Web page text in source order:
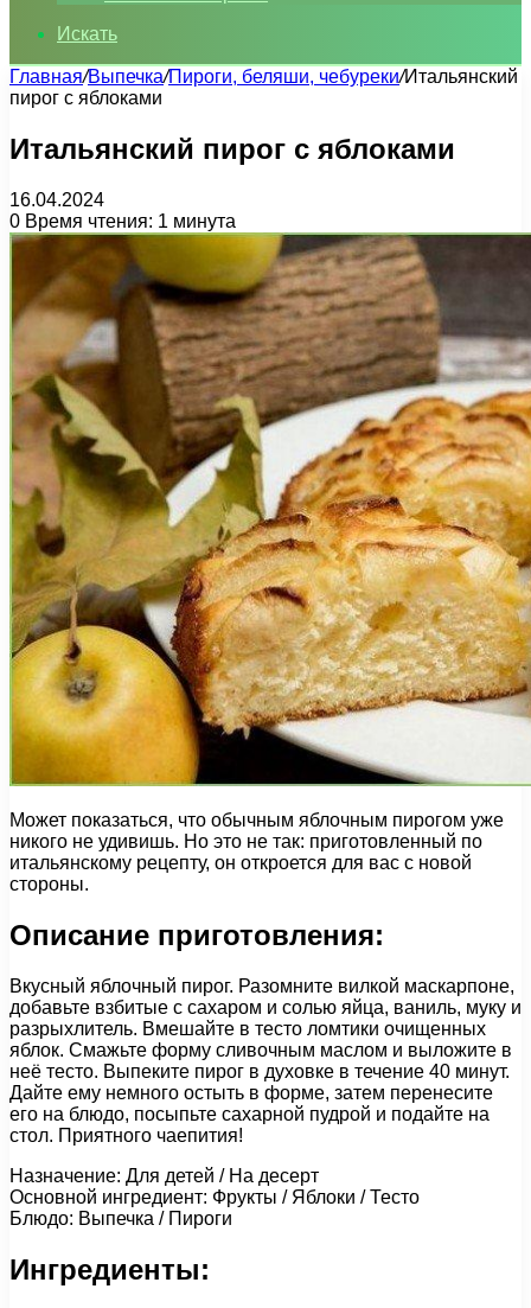
Искать
Главная/Выпечка/Пироги, беляши, чебуреки/Итальянский
пирог с яблоками
Итальянский пирог с яблоками
16.04.2024
0 Время чтения: 1 минута
Может показаться, что обычным яблочным пирогом уже
никого не удивишь. Но это не так: приготовленный по
итальянскому рецепту, он откроется для вас с новой
стороны.
Описание приготовления:
Вкусный яблочный пирог. Разомните вилкой маскарпоне,
добавьте взбитые с сахаром и солью яйца, ваниль, муку и
разрыхлитель. Вмешайте в тесто ломтики очищенных
яблок. Смажьте форму сливочным маслом и выложите в
неё тесто. Выпеките пирог в духовке в течение 40 минут.
Дайте ему немного остыть в форме, затем перенесите
его на блюдо, посыпьте сахарной пудрой и подайте на
стол. Приятного чаепития!
Назначение: Для детей / На десерт
Основной ингредиент: Фрукты / Яблоки / Тесто
Блюдо: Выпечка / Пироги
Ингредиенты: